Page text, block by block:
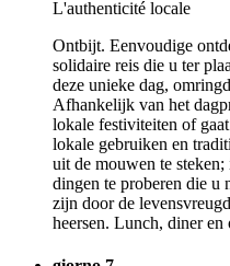
Ontbijt. Eenvoudige
solidaire reis die u ter
deze unieke dag,
Afhankelijk van het
lokale festiviteiten of
lokale gebruiken en
uit de mouwen te
dingen te proberen die u
zijn door de
heersen. Lunch, diner en